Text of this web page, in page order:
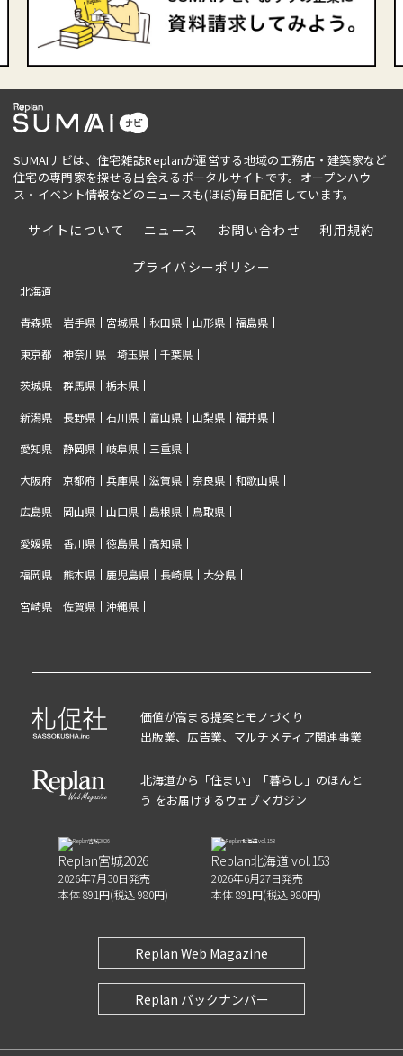
SUMAIナビは、住宅雑誌Replanが運営する地域の工務店・建築家など
住宅の専門家を探せる出会えるポータルサイトです。オープンハウ
ス・イベント情報などのニュースも(ほぼ)毎日配信しています。
サイトについて ニュース お問い合わせ 利用規約
プライバシーポリシー
北海道
青森県 岩手県 宮城県 秋田県 山形県 福島県
東京都 神奈川県 埼玉県 千葉県
茨城県 群馬県 栃木県
新潟県 長野県 石川県 富山県 山梨県 福井県
愛知県 静岡県 岐阜県 三重県
大阪府 京都府 兵庫県 滋賀県 奈良県 和歌山県
広島県 岡山県 山口県 島根県 鳥取県
愛媛県 香川県 徳島県 高知県
福岡県 熊本県 鹿児島県 長崎県 大分県
宮崎県 佐賀県 沖縄県
価値が高まる提案とモノづくり
出版業、広告業、マルチメディア関連事業
北海道から「住まい」「暮らし」のほんと
う をお届けするウェブマガジン
Replan宮城2026
2026年7月30日発売
本体 891円(税込 980円)
Replan北海道 vol.153
2026年6月27日発売
本体 891円(税込 980円)
Replan Web Magazine
Replan バックナンバー